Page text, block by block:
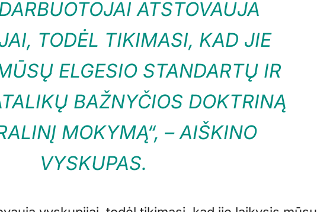
ATSTOVAUJA
TODĖL TIKIMASI, KAD JIE
ELGESIO STANDARTŲ IR
BAŽNYČIOS DOKTRINĄ
MOKYMĄ“, – AIŠKINO
VYSKUPAS.